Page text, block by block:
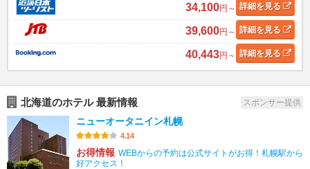
34,100円～ 詳細を見る
39,600円～ 詳細を見る
40,443円～ 詳細を見る
北海道のホテル 最新情報 スポンサー提供
ニューオータニイン札幌
4.14
お得情報 WEBからの予約は公式サイトがお得！札幌駅から
好アクセス！